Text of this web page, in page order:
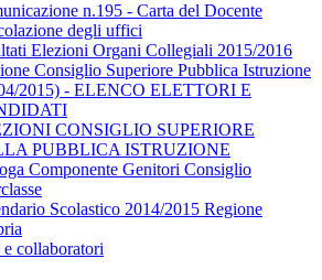
n.195 - Carta del Docente
degli uffici
Elezioni Organi Collegiali 2015/2016
Consiglio Superiore Pubblica Istruzione
2015) - ELENCO ELETTORI E
CONSIGLIO SUPERIORE
PUBBLICA ISTRUZIONE
Componente Genitori Consiglio
Scolastico 2014/2015 Regione
collaboratori